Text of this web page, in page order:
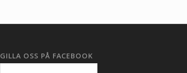
GILLA OSS PÅ FACEBOOK